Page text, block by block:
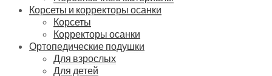
Корсеты и корректоры осанки
Корсеты
Корректоры осанки
Ортопедические подушки
Для взрослых
Для детей